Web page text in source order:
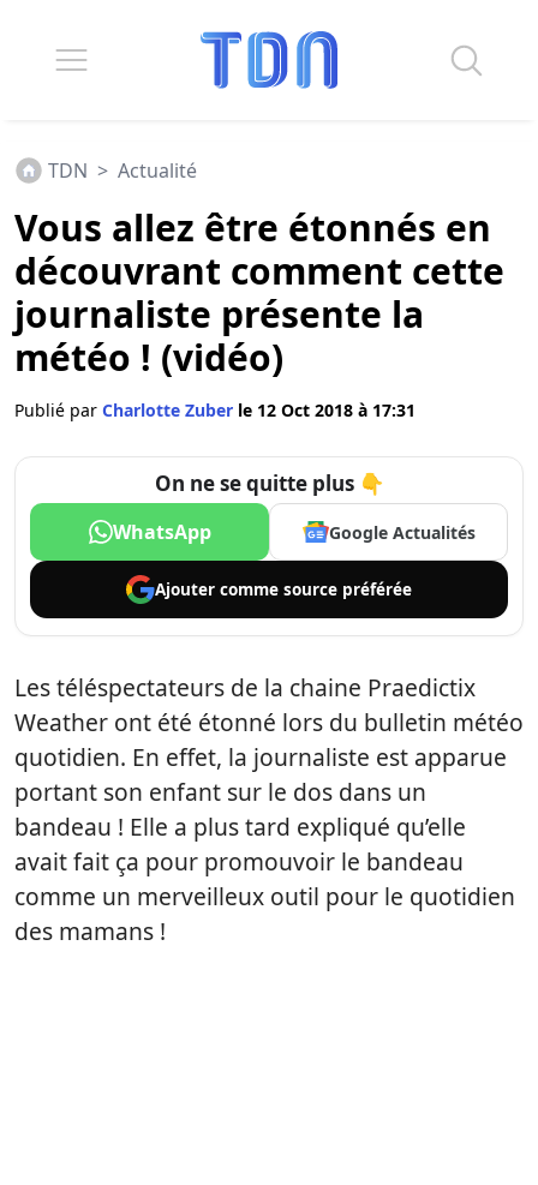
TDN > Actualité
Vous allez être étonnés en
découvrant comment cette
journaliste présente la
météo ! (vidéo)
Publié par Charlotte Zuber le 12 Oct 2018 à 17:31
On ne se quitte plus 👇
WhatsApp Google Actualités
Ajouter comme source préférée
Les téléspectateurs de la chaine Praedictix
Weather ont été étonné lors du bulletin météo
quotidien. En effet, la journaliste est apparue
portant son enfant sur le dos dans un
bandeau ! Elle a plus tard expliqué qu’elle
avait fait ça pour promouvoir le bandeau
comme un merveilleux outil pour le quotidien
des mamans !